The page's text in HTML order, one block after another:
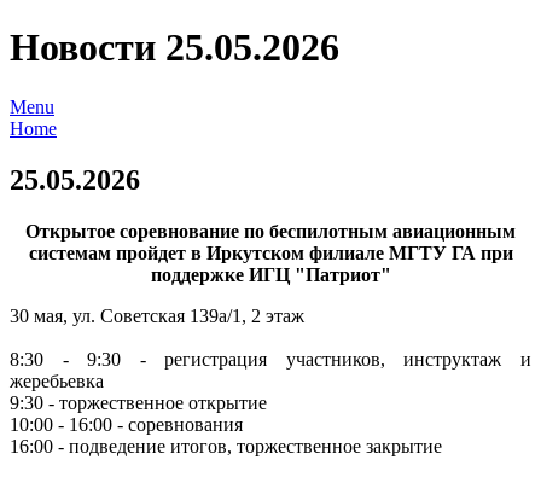
Новости 25.05.2026
Menu
Home
25.05.2026
Открытое соревнование по беспилотным авиационным
системам пройдет в Иркутском филиале МГТУ ГА при
поддержке ИГЦ "Патриот"
30 мая, ул. Советская 139а/1, 2 этаж
8:30 - 9:30 - регистрация участников, инструктаж и
жеребьевка
9:30 - торжественное открытие
10:00 - 16:00 - соревнования
16:00 - подведение итогов, торжественное закрытие